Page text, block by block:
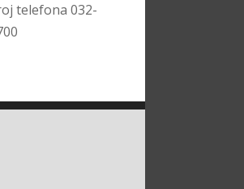
telefona 032-